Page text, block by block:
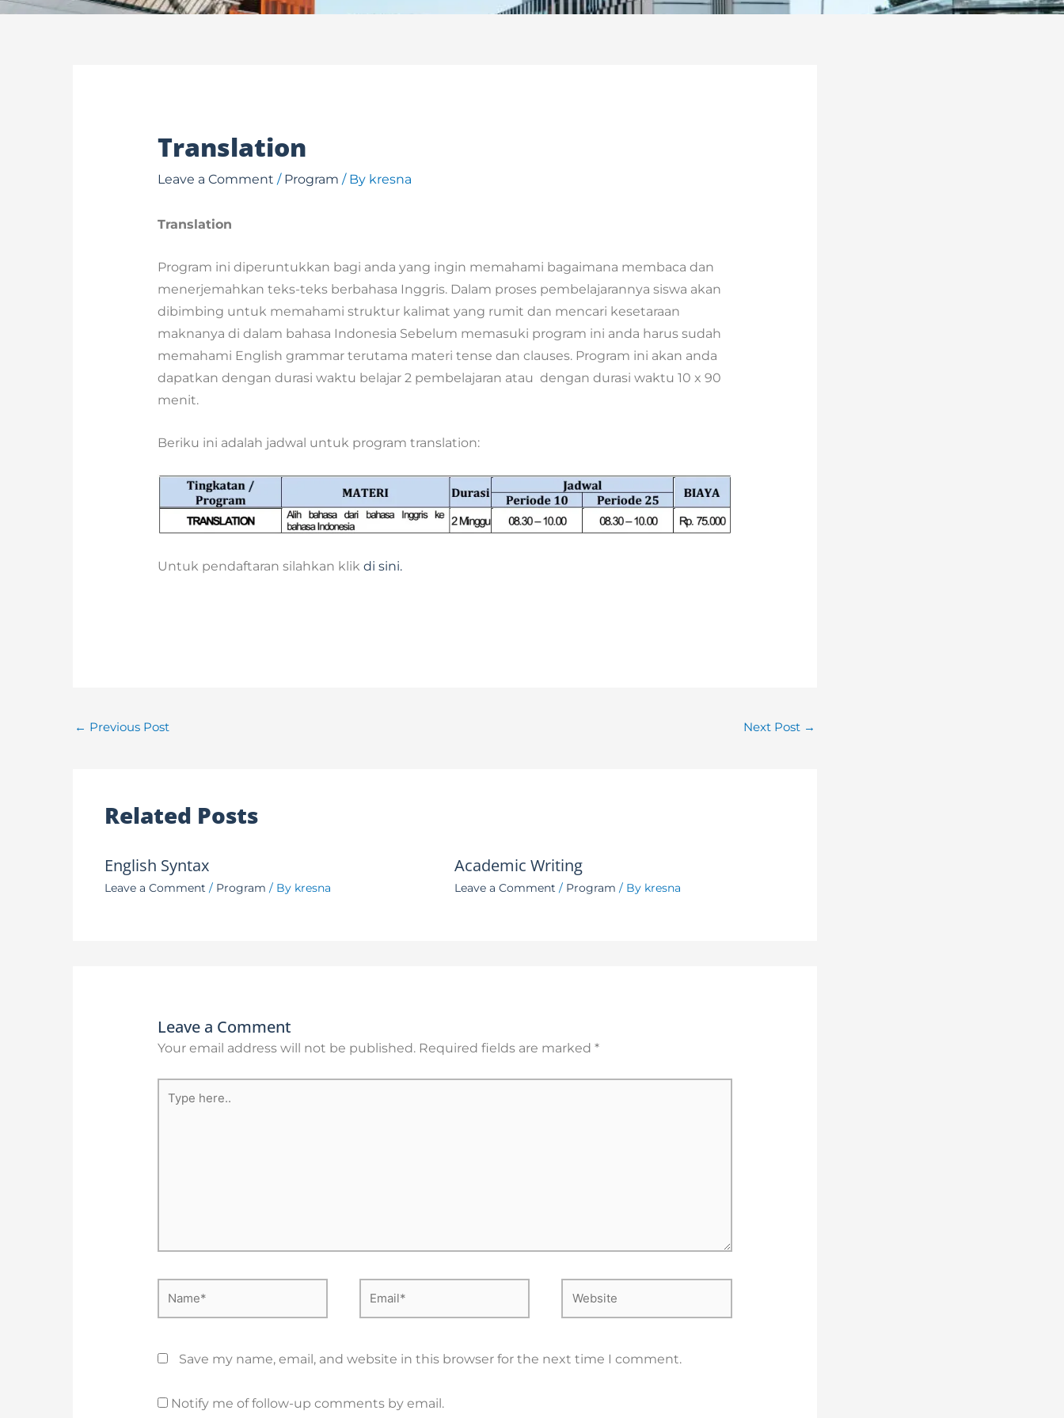
Translation
Leave a Comment / Program / By kresna
Translation
Program ini diperuntukkan bagi anda yang ingin memahami bagaimana membaca dan
menerjemahkan teks-teks berbahasa Inggris. Dalam proses pembelajarannya siswa akan
dibimbing untuk memahami struktur kalimat yang rumit dan mencari kesetaraan
maknanya di dalam bahasa Indonesia Sebelum memasuki program ini anda harus sudah
memahami English grammar terutama materi tense dan clauses. Program ini akan anda
dapatkan dengan durasi waktu belajar 2 pembelajaran atau dengan durasi waktu 10 x 90
menit.
Beriku ini adalah jadwal untuk program translation:
Untuk pendaftaran silahkan klik di sini.
← Previous Post Next Post →
Related Posts
English Syntax
Leave a Comment / Program / By kresna
Academic Writing
Leave a Comment / Program / By kresna
Leave a Comment
Your email address will not be published. Required fields are marked *
Save my name, email, and website in this browser for the next time I comment.
Notify me of follow-up comments by email.